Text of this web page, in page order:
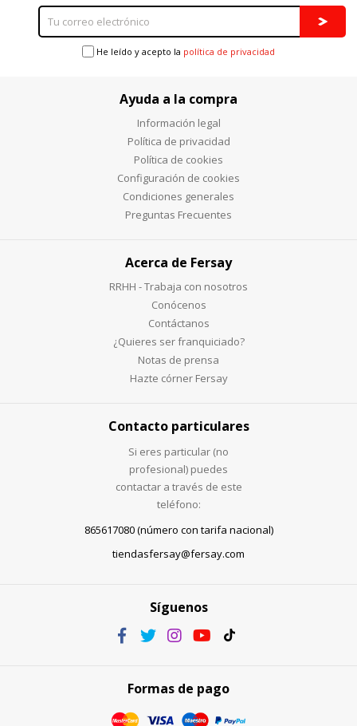
He leído y acepto la política de privacidad
Ayuda a la compra
Información legal
Política de privacidad
Política de cookies
Configuración de cookies
Condiciones generales
Preguntas Frecuentes
Acerca de Fersay
RRHH - Trabaja con nosotros
Conócenos
Contáctanos
¿Quieres ser franquiciado?
Notas de prensa
Hazte córner Fersay
Contacto particulares
Si eres particular (no
profesional) puedes
contactar a través de este
teléfono:
865617080 (número con tarifa nacional)
tiendasfersay@fersay.com
Síguenos
Formas de pago